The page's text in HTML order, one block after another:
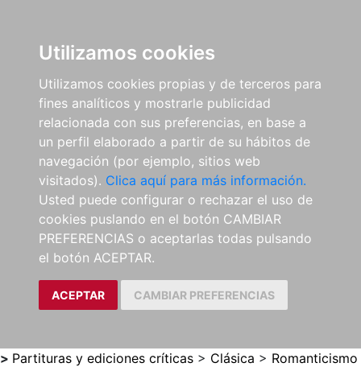
Utilizamos cookies
Utilizamos cookies propias y de terceros para
fines analíticos y mostrarle publicidad
relacionada con sus preferencias, en base a
un perfil elaborado a partir de su hábitos de
navegación (por ejemplo, sitios web
visitados). Clica aquí para más información.
Usted puede configurar o rechazar el uso de
cookies puslando en el botón CAMBIAR
PREFERENCIAS o aceptarlas todas pulsando
el botón ACEPTAR.
ACEPTAR CAMBIAR PREFERENCIAS
> Partituras y ediciones críticas > Clásica > Romanticismo